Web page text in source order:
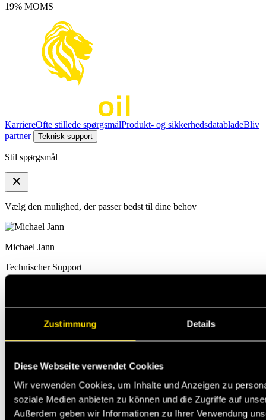
Zustimmung Details
Diese Webseite verwendet Cookies
Wir verwenden Cookies, um Inhalte und Anzeigen zu
soziale Medien anbieten zu können und die Zugriffe auf
Außerdem geben wir Informationen zu Ihrer Verwendung
19% MOMS
KarriereOfte stillede spørgsmålProdukt- og sikkerhedsdatabladeBliv
partner
Teknisk support
Stil spørgsmål
Vælg den mulighed, der passer bedst til dine behov
Michael Jann
Technischer Support